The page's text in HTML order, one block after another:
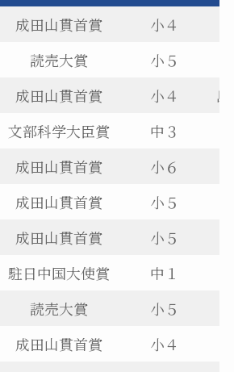
成田山貫首賞 小４
読売大賞 小５
成田山貫首賞 小４
文部科学大臣賞 中３
成田山貫首賞 小６
成田山貫首賞 小５
成田山貫首賞 小５
駐日中国大使賞 中１
読売大賞 小５
成田山貫首賞 小４